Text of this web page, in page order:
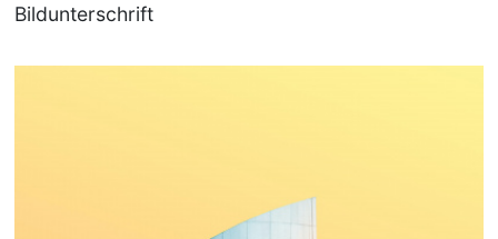
Bildunterschrift